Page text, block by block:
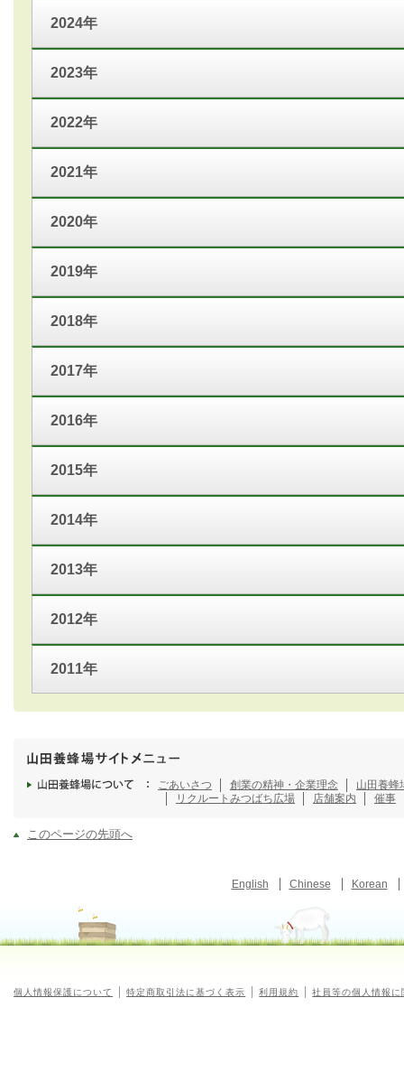
2024年
2023年
2022年
2021年
2020年
2019年
2018年
2017年
2016年
2015年
2014年
2013年
2012年
2011年
ごあいさつ 創業の精神・企業理念
山田養蜂
リクルート みつばち広場 店舗案内 催事
このページの先頭へ
English Chinese Korean
個人情報保護について 特定商取引法に基づく表示 利用規約 社員等の個人情報